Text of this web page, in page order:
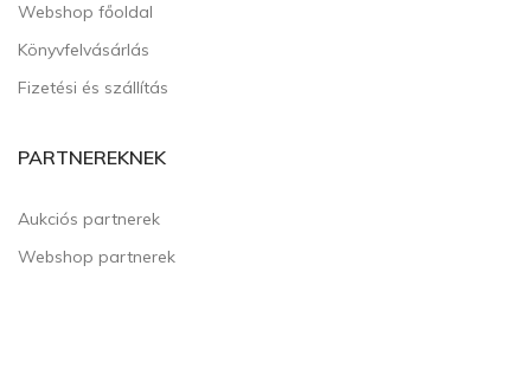
Webshop főoldal
Könyvfelvásárlás
Fizetési és szállítás
PARTNEREKNEK
Aukciós partnerek
Webshop partnerek